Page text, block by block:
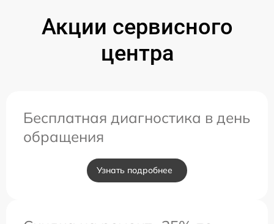
Акции сервисного
центра
Бесплатная диагностика в день
обращения
Узнать подробнее